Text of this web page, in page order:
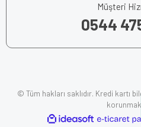
Müşteri
0544
© Tüm hakları saklıdır. Kredi kartı
ideasoft